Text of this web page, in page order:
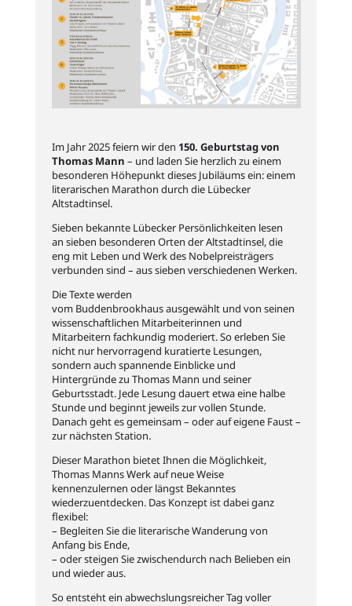
Im Jahr 2025 feiern wir den 150. Geburtstag von
Thomas Mann – und laden Sie herzlich zu einem
besonderen Höhepunkt dieses Jubiläums ein: einem
literarischen Marathon durch die Lübecker
Altstadtinsel.
Sieben bekannte Lübecker Persönlichkeiten lesen
an sieben besonderen Orten der Altstadtinsel, die
eng mit Leben und Werk des Nobelpreisträgers
verbunden sind – aus sieben verschiedenen Werken.
Die Texte werden
vom Buddenbrookhaus ausgewählt und von seinen
wissenschaftlichen Mitarbeiterinnen und
Mitarbeitern fachkundig moderiert. So erleben Sie
nicht nur hervorragend kuratierte Lesungen,
sondern auch spannende Einblicke und
Hintergründe zu Thomas Mann und seiner
Geburtsstadt. Jede Lesung dauert etwa eine halbe
Stunde und beginnt jeweils zur vollen Stunde.
Danach geht es gemeinsam – oder auf eigene Faust –
zur nächsten Station.
Dieser Marathon bietet Ihnen die Möglichkeit,
Thomas Manns Werk auf neue Weise
kennenzulernen oder längst Bekanntes
wiederzuentdecken. Das Konzept ist dabei ganz
flexibel:
– Begleiten Sie die literarische Wanderung von
Anfang bis Ende,
– oder steigen Sie zwischendurch nach Belieben ein
und wieder aus.
So entsteht ein abwechslungsreicher Tag voller